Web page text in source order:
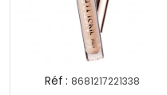
Réf : 8681217221338